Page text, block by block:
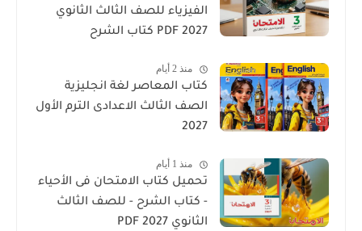
الفيزياء للصف الثالث الثانوي
2027 PDF كتاب الشرح
منذ 2 أيام
كتاب المعاصر لغة انجليزية
الصف الثالث الاعدادى الترم الأول
2027
منذ 1 أيام
تحميل كتاب الامتحان فى الأحياء
- كتاب الشرح - للصف الثالث
الثانوي 2027 PDF